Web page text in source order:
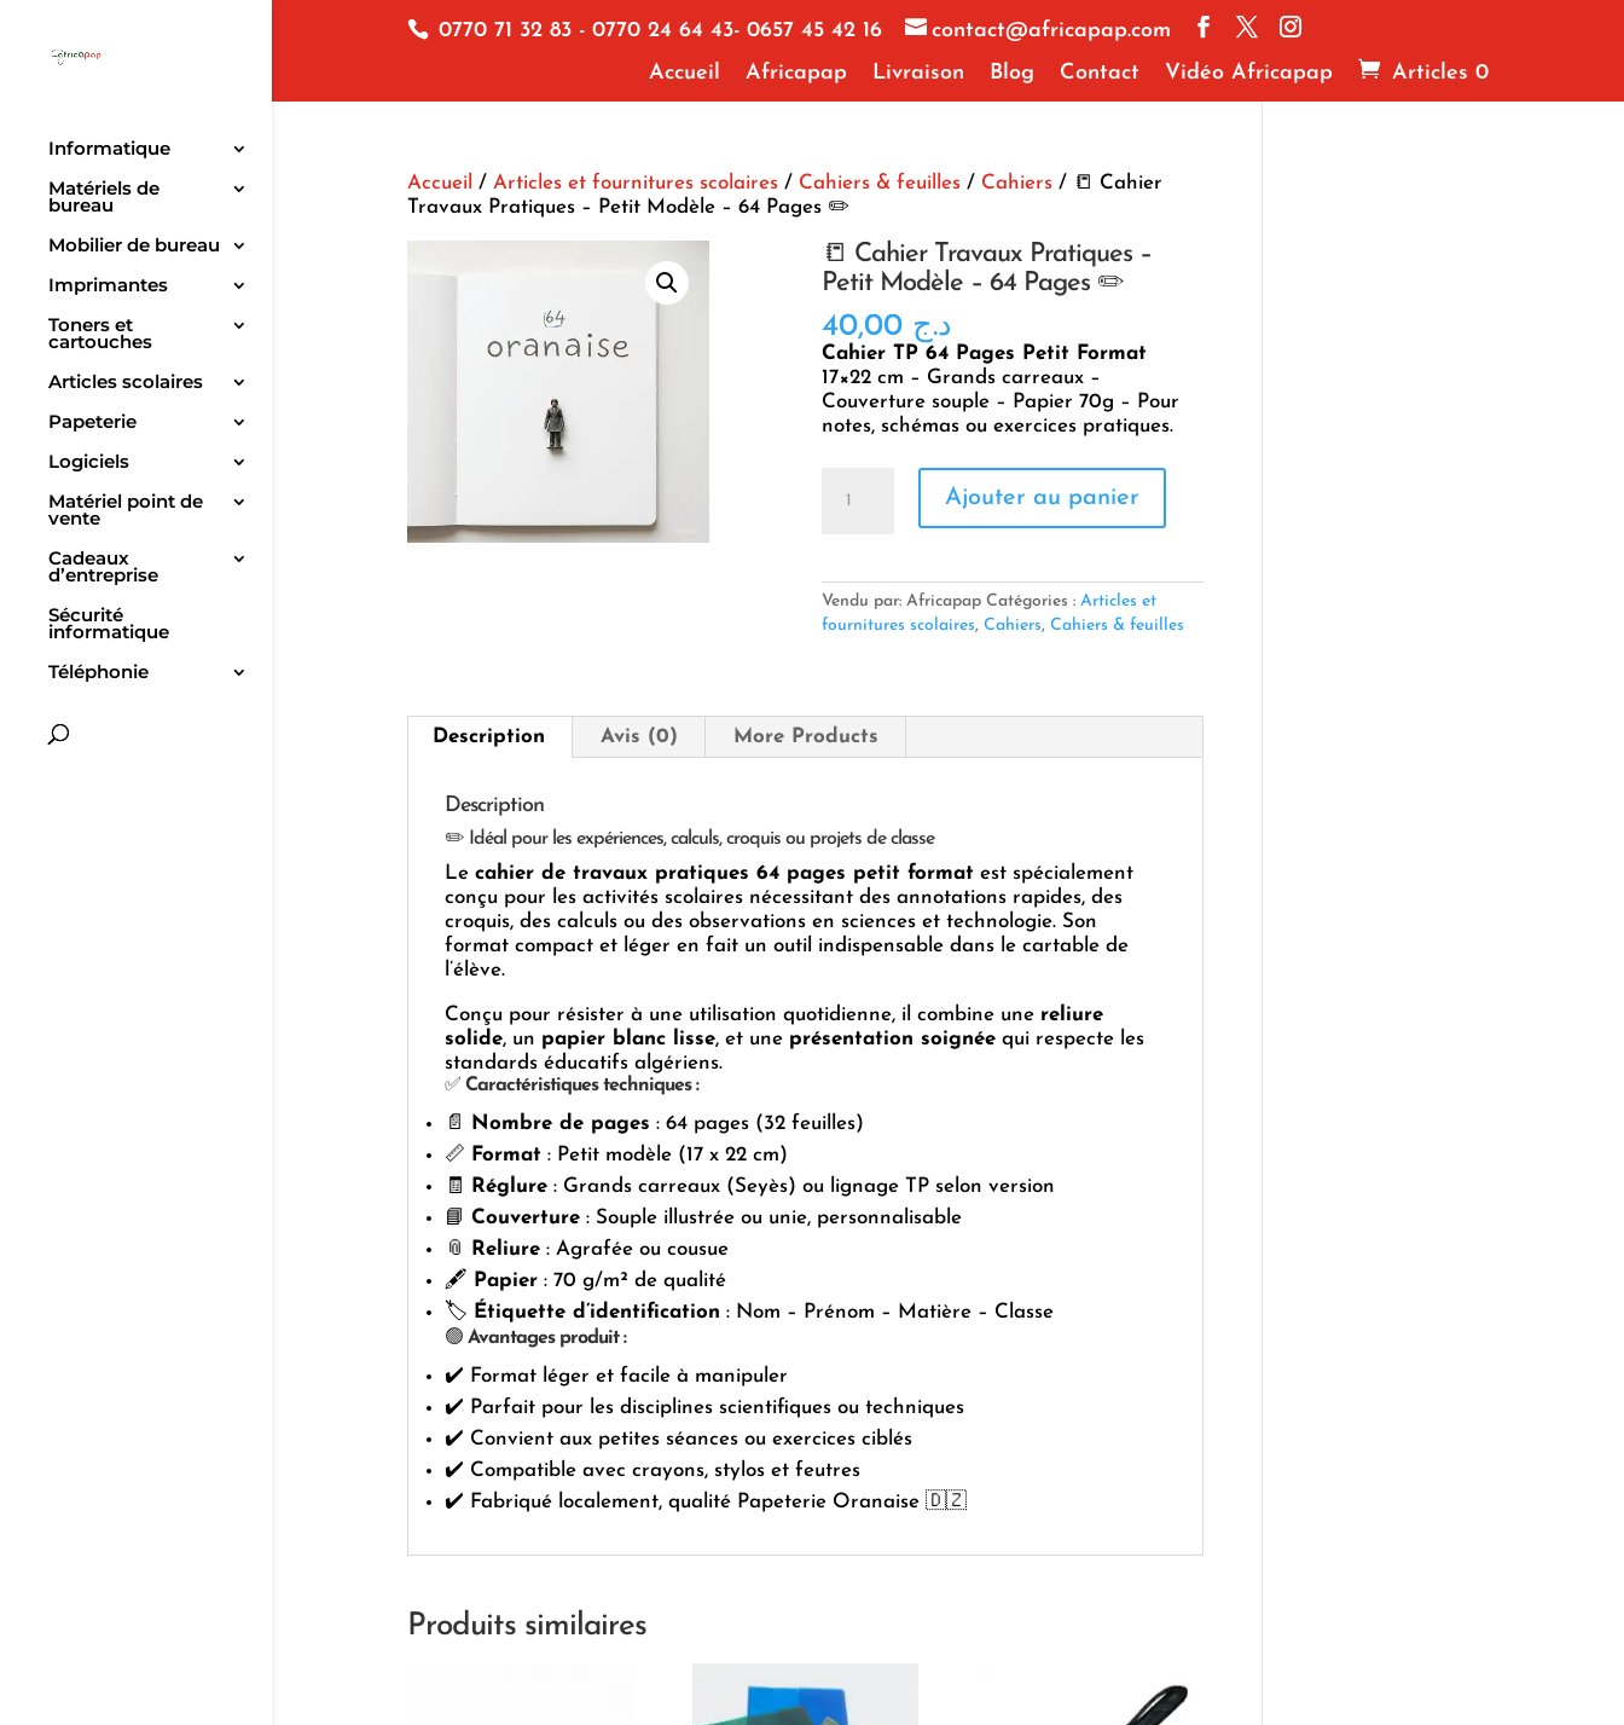
0770 71 32 83 - 0770 24 64 43- 0657 45 42 16
contact@africapap.com
Accueil
Africapap Livraison Blog Contact Vidéo Africapap Articles 0
Informatique
Matériels de
bureau
Mobilier de bureau
Imprimantes
Toners et
cartouches
Articles scolaires
Papeterie
Logiciels
Matériel point de
vente
Cadeaux
d’entreprise
Sécurité
informatique
Téléphonie
Accueil / Articles et fournitures scolaires/ Cahiers & feuilles/ Cahiers/ 📒 Cahier
Travaux Pratiques – Petit Modèle – 64 Pages ✏️
📒 Cahier Travaux Pratiques –
Petit Modèle – 64 Pages ✏️
د.ج 40,00
Cahier TP 64 Pages Petit Format
17×22 cm – Grands carreaux –
Couverture souple – Papier 70g – Pour
notes, schémas ou exercices pratiques.
Pratiques
–
64
Pages
Ajouter au panier
Vendu par: Africapap Catégories : Articles et
fournitures scolaires, Cahiers, Cahiers & feuilles
Description Avis (0) More Products
Description
✏️ Idéal pour les expériences, calculs, croquis ou projets de classe
Le cahier de travaux pratiques 64 pages petit formatest spécialement
conçu pour les activités scolaires nécessitant des annotations rapides, des
croquis, des calculs ou des observations en sciences et technologie. Son
format compact et léger en fait un outil indispensable dans le cartable de
l’élève.
Conçu pour résister à une utilisation quotidienne, il combine une reliure
solide, un papier blanc lisse, et une présentation soignéequi respecte les
standards éducatifs algériens.
✅ Caractéristiques techniques :
📄 Nombre de pages : 64 pages (32 feuilles)
📏 Format: Petit modèle (17 x 22 cm)
🧾
Réglure: Grands carreaux (Seyès) ou lignage TP selon version
📘 Couverture: Souple illustrée ou unie, personnalisable
📎
Reliure: Agrafée ou cousue
🖋️
Papier: 70 g/m² de qualité
🏷️ Étiquette d’identification : Nom – Prénom – Matière – Classe
🟢 Avantages produit :
✔️ Format léger et facile à manipuler
✔️ Parfait pour les disciplines scientifiques ou techniques
✔️ Convient aux petites séances ou exercices ciblés
✔️ Compatible avec crayons, stylos et feutres
✔️ Fabriqué localement, qualité Papeterie Oranaise 🇩🇿
Produits similaires